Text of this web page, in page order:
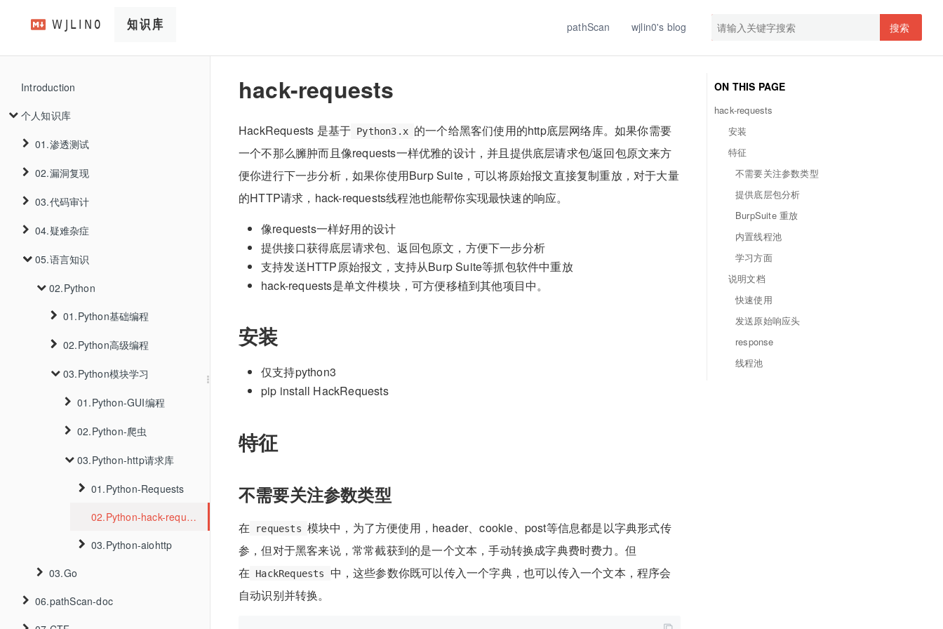
搜索
pathScan wjlin0's blog
Introduction
个人知识库
01.渗透测试
01.信息收集
01.资产收集
01.主域名收集
02.证书查询
03.WHOIS-IP反查查询
04.google查询
02.WEB漏洞
01.SQL注入
01.注入判断
02.数据库识别
03.Oracle
04.MySQL
05.PostgreSQL
06.SQLite
07.MSSQL
08.HQL
09.DB2
10.Cassandra
11.BigQuery
02.XSS注入
01.XSSInAngular
03.SSRF
03.工具使用
01.PathScan
02.oss-put
04.内网渗透
02.kubernetes
02.容器逃逸的手法
03.k8s下的各种未授权
01.ApiServer
02.Etcd
03.Kubelet
03.k3s安装
04.Linux提权
CVE 2026 31431
01.MSF提权
05.渗透手法
01.某大学渗透测试
02.SpringBoot渗透
03.JS还原
06.免杀
01.fscan免杀
02.去特征
07.基线检查
02.漏洞复现
01.Thinkphp
02.Thinkphp6.0.12反序列化
04.CVE-2022-38352
02.V2board
01.privilege-escalation-1.6
03.Trojanpanel
04.cve
2023
01.CVE-2023-33246
02.CVE-2023-33979
03.代码审计
01.Java
01.基础审计
01.JAVA反序列化漏洞
02.ysoserial利用链
01.CC1-7
01.CC1
02.CC2
03.CC3
06.CC6
02.URLDNS
02.PHP
01.PHP代码审计基础知识
02.PHP代码审计
03.Go
01.GO-CMS代码审计
04.疑难杂症
01.k3s
01.Traefik资源跨命名空间调用
05.语言知识
02.Python
01.Python基础编程
01.Python-介绍
02.Python-环境搭建
03.Python-中文编码
04.Python-基础语法
05.Python-变量类型
06.Python-运算符
07.Python-条件语句
08.Python-循环语句
10.Python-For循环语句
02.Python高级编程
01.Python-面向对象
02.Python-正则表达式
03.Python-CGI编程
04.Python-MySQL
05.Python-网络编程
06.Python-SMTP
07.Python-多线程
09.Python-JSON解析
03.Python模块学习
01.Python-GUI编程
01.Python-PyQt6
01.开始
02.PyQt-简介
03.PyQt6-日期和时间
06.PyQt6-布局管理
02.Python-爬虫
02.Python-bs4-应用篇
03.Python-http请求库
01.Python-Requests
01.Python-requests库-学习笔记
02.Python-hack-requests
03.Python-aiohttp
03.Go
01.Go基础编程
06.pathScan-doc
ON THIS PAGE
hack-requests
安装
特征
不需要关注参数类型
提供底层包分析
BurpSuite 重放
内置线程池
学习方面
说明文档
快速使用
发送原始响应头
response
线程池
hack-requests
HackRequests 是基于 Python3.x 的一个给黑客们使用的http底层网络库。如果你需要
一个不那么臃肿而且像requests一样优雅的设计，并且提供底层请求包/返回包原文来方
便你进行下一步分析，如果你使用Burp Suite，可以将原始报文直接复制重放，对于大量
的HTTP请求，hack-requests线程池也能帮你实现最快速的响应。
像requests一样好用的设计
提供接口获得底层请求包、返回包原文，方便下一步分析
支持发送HTTP原始报文，支持从Burp Suite等抓包软件中重放
hack-requests是单文件模块，可方便移植到其他项目中。
安装
仅支持python3
pip install HackRequests
特征
不需要关注参数类型
在 requests 模块中，为了方便使用，header、cookie、post等信息都是以字典形式传
参，但对于黑客来说，常常截获到的是一个文本，手动转换成字典费时费力。但
在
HackRequests
中，这些参数你既可以传入一个字典，也可以传入一个文本，程序会
自动识别并转换。